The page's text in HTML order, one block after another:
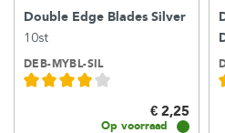
Double Edge Blades Silver
10st
DEB-MYBL-SIL
€ 2,25
Op voorraad